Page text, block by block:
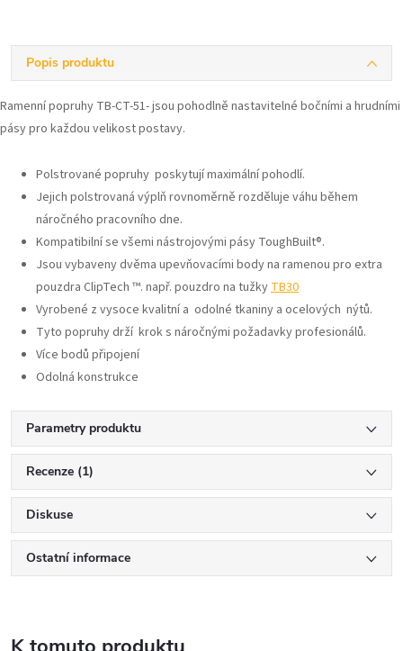
Popis produktu
Ramenní popruhy TB-CT-51- jsou pohodlně nastavitelné bočními a hrudními
pásy pro každou velikost postavy.
Polstrované popruhy poskytují maximální pohodlí.
Jejich polstrovaná výplň rovnoměrně rozděluje váhu během
náročného pracovního dne.
Kompatibilní se všemi nástrojovými pásy ToughBuilt®.
Jsou vybaveny dvěma upevňovacími body na ramenou pro extra
pouzdra ClipTech ™. např. pouzdro na tužky TB30
Vyrobené z vysoce kvalitní a odolné tkaniny a ocelových nýtů.
Tyto popruhy drží krok s náročnými požadavky profesionálů.
Více bodů připojení
Odolná konstrukce
Parametry produktu
Recenze (1)
Diskuse
Ostatní informace